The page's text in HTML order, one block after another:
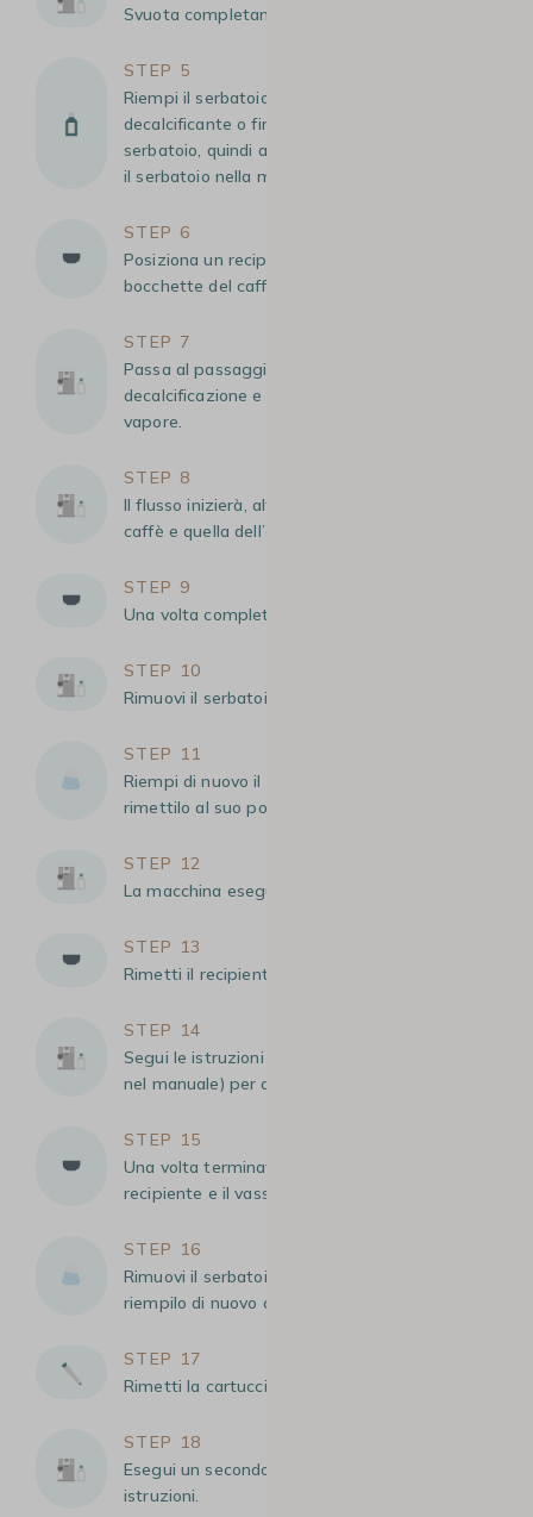
Svuota completamente il serbatoio dell’acqua.
STEP 5
Riempi il serbatoio con 100 ml di soluzione
decalcificante o fino alla quantità indicata sul
serbatoio, quindi aggiungi 1 L di acqua. Rimetti
il serbatoio nella macchina.
STEP 6
Posiziona un recipiente da 2 L sotto le
bocchette del caffè e dell’acqua calda/vapore.
STEP 7
Passa al passaggio successivo nel processo di
decalcificazione e ruota la manopola del
vapore.
STEP 8
Il flusso inizierà, alternando tra la bocchetta del
caffè e quella dell’acqua calda.
STEP 9
Una volta completato, svuota il recipiente.
STEP 10
Rimuovi il serbatoio dell’acqua e risciacqualo.
STEP 11
Riempi di nuovo il serbatoio dell’acqua e
rimettilo al suo posto.
STEP 12
La macchina eseguirà un primo risciacquo.
STEP 13
Rimetti il recipiente da 2 L sotto le bocchette.
STEP 14
Segui le istruzioni (visualizzate sul display o
nel manuale) per avviare il ciclo di risciacquo.
STEP 15
Una volta terminato il risciacquo, svuota il
recipiente e il vassoio di raccolta.
STEP 16
Rimuovi il serbatoio dell’acqua, risciacqualo e
riempilo di nuovo con acqua fresca.
STEP 17
Rimetti la cartuccia filtrante al suo posto.
STEP 18
Esegui un secondo risciacquo seguendo le
istruzioni.